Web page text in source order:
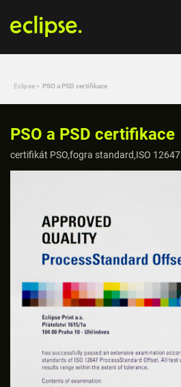
Eclipse » PSO a PSD certifikace
PSO a PSD certifikace
certifikát PSO,fogra standard,ISO 12647